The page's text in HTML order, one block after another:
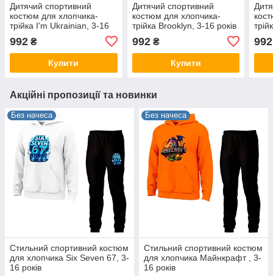
Дитячий спортивний
костюм для хлопчика-
трійка I'm Ukrainian, 3-16
992 ₴
Купити
Дитячий спортивний
костюм для хлопчика-
трійка Brooklyn, 3-16 років
992₴
Купити
992
Акційні пропозиції та новинки
Без начеса
Стильний спортивний костюм
для хлопчика Six Seven 67, 3-
16 років
Без начеса
Стильний спортивний костюм
для хлопчика Майнкрафт , 3-
16 років